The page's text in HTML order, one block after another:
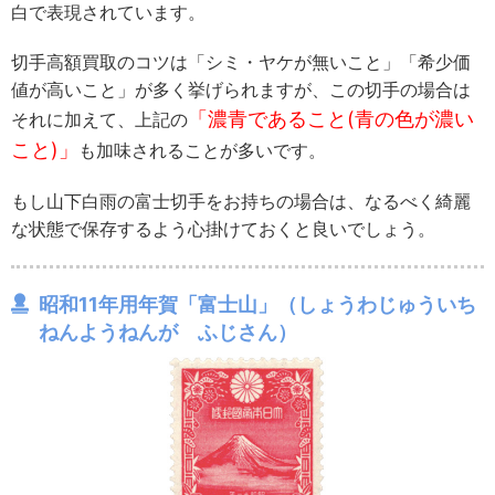
白で表現されています。
切手高額買取のコツは「シミ・ヤケが無いこと」「希少価
値が高いこと」が多く挙げられますが、この切手の場合は
それに加えて、上記の 「濃青であること(青の色が濃い
こと)」
も加味されることが多いです。
もし山下白雨の富士切手をお持ちの場合は、なるべく綺麗
な状態で保存するよう心掛けておくと良いでしょう。
昭和11年用年賀「富士山」（しょうわじゅういち
ねんようねんが ふじさん）